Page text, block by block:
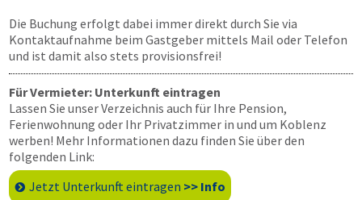
Die Buchung erfolgt dabei immer direkt durch Sie via
Kontaktaufnahme beim Gastgeber mittels Mail oder Telefon
und ist damit also stets provisionsfrei!
Für Vermieter: Unterkunft eintragen
Lassen Sie unser Verzeichnis auch für Ihre Pension,
Ferienwohnung oder Ihr Privatzimmer in und um Koblenz
werben! Mehr Informationen dazu finden Sie über den
folgenden Link:
Jetzt Unterkunft eintragen >> Info